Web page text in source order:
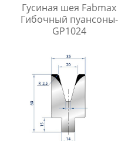
Гусиная шея Fabmax
Гибочный пуансоны-
GP1024